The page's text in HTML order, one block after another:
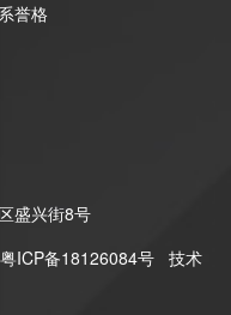
誉格
盛兴街8号
粤ICP备18126084号 技术